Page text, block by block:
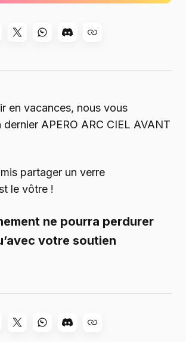
en vacances, nous vous
APERO ARC CIEL AVANT
partager un verre
le vôtre !
ne pourra perdurer
votre soutien